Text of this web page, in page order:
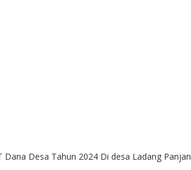
Dana Desa Tahun 2024 Di desa Ladang